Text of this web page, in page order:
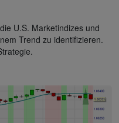
U.S. Marketindizes und
Trend zu identifizieren.